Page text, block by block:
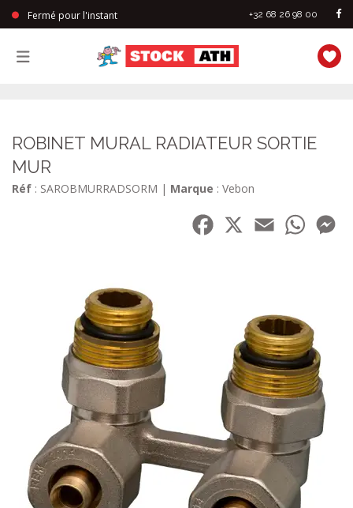
Fermé pour l'instant +32 68 26 98 00
ROBINET MURAL RADIATEUR SORTIE
MUR
Réf : SAROBMURRADSORM | Marque : Vebon
Facebook
Email